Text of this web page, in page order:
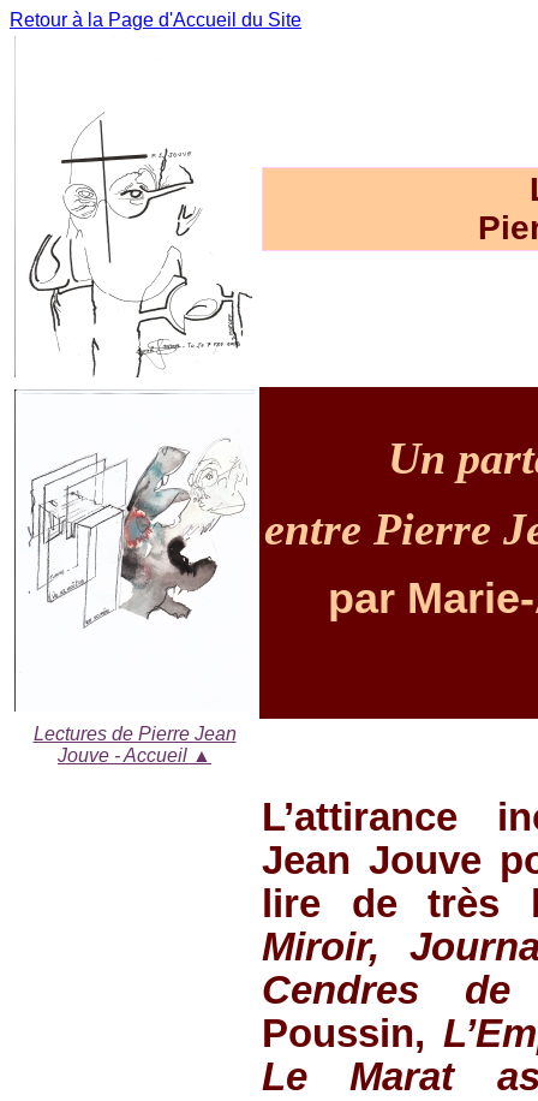
Retour à la Page d'Accueil du Site
Un
entre Pierre
par
Lectures de Pierre Jean
Jouve - Accueil ▲
L’attirance
Jean Jouve
lire de très
Miroir,
Cendres de
Poussin,
Le Marat